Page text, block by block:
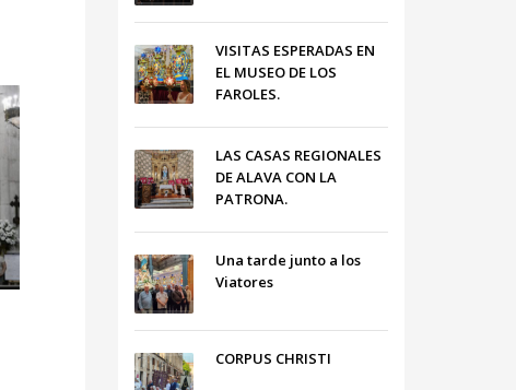
VISITAS ESPERADAS EN
EL MUSEO DE LOS
FAROLES.
LAS CASAS REGIONALES
DE ALAVA CON LA
PATRONA.
Una tarde junto a los
Viatores
CORPUS CHRISTI